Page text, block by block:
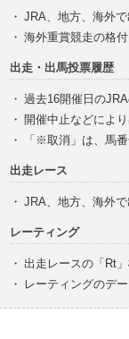
・ JRA、地方、海外
・ 海外重賞競走の格
出走・出馬投票履歴
・ 過去16開催日の
・ 開催中止などによ
・
「※取消」は、馬
出走レース
・ JRA、地方、海外
レーティング
・ 出走レースの「Rt
・
レーティングのデ